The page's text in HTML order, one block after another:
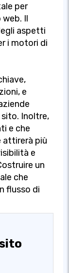
per
Il
aspetti
i motori di
e
sito. Inoltre,
e che
attirerà più
e
un
che
flusso di